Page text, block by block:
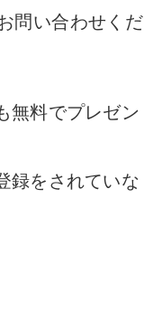
問い合わせくだ
無料でプレゼン
録をされていな